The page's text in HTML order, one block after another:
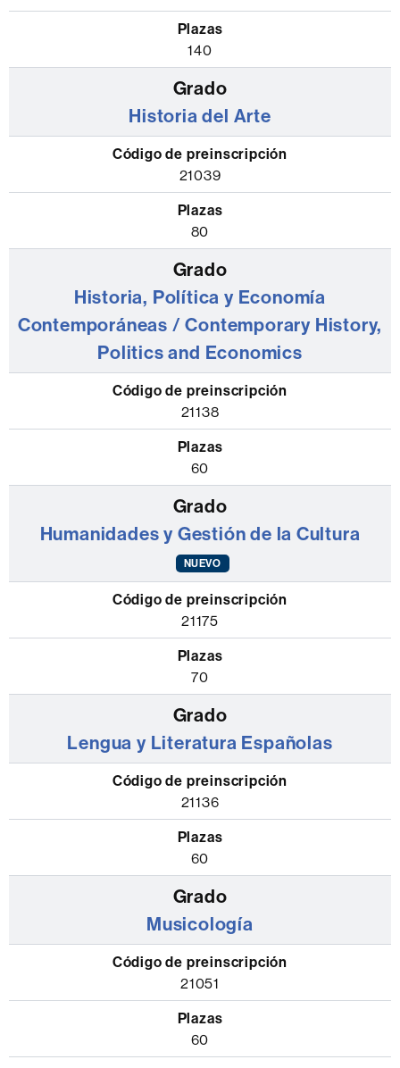
140
Historia del Arte
21039
80
Historia, Política y Economía
Contemporáneas / Contemporary History,
Politics and Economics
21138
60
Humanidades y Gestión de la Cultura
NUEVO
21175
70
Lengua y Literatura Españolas
21136
60
Musicología
21051
60